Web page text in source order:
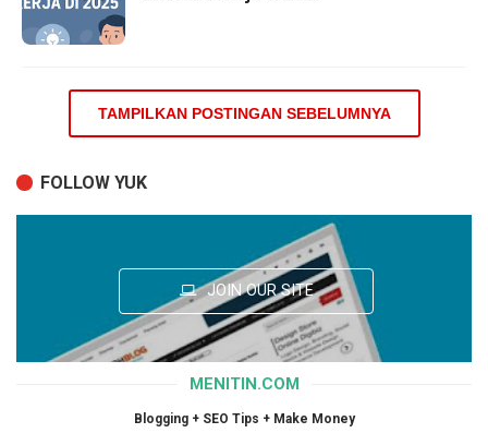
TAMPILKAN POSTINGAN SEBELUMNYA
FOLLOW YUK
JOIN OUR SITE
MENITIN.COM
Blogging + SEO Tips + Make Money